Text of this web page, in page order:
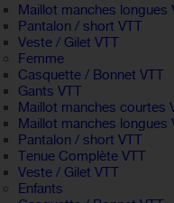
Maillot manches longues
Pantalon / short VTT
Veste / Gilet VTT
Femme
Casquette / Bonnet VTT
Gants VTT
Maillot manches courtes
Maillot manches longues
Pantalon / short VTT
Tenue Complète VTT
Veste / Gilet VTT
Enfants